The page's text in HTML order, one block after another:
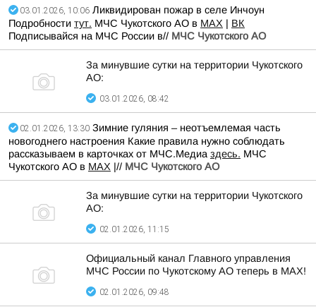
03.01.2026, 10:06 Ликвидирован пожар в селе Инчоун
Подробности тут. МЧС Чукотского АО в MAX | ВК
Подписывайся на МЧС России в// МЧС Чукотского АО
За минувшие сутки на территории Чукотского
АО:
03.01.2026, 08:42
02.01.2026, 13:30 Зимние гуляния – неотъемлемая часть
новогоднего настроения Какие правила нужно соблюдать
рассказываем в карточках от МЧС.Медиа здесь. МЧС
Чукотского АО в MAX |// МЧС Чукотского АО
За минувшие сутки на территории Чукотского
АО:
02.01.2026, 11:15
Официальный канал Главного управления
МЧС России по Чукотскому АО теперь в МАХ!
02.01.2026, 09:48